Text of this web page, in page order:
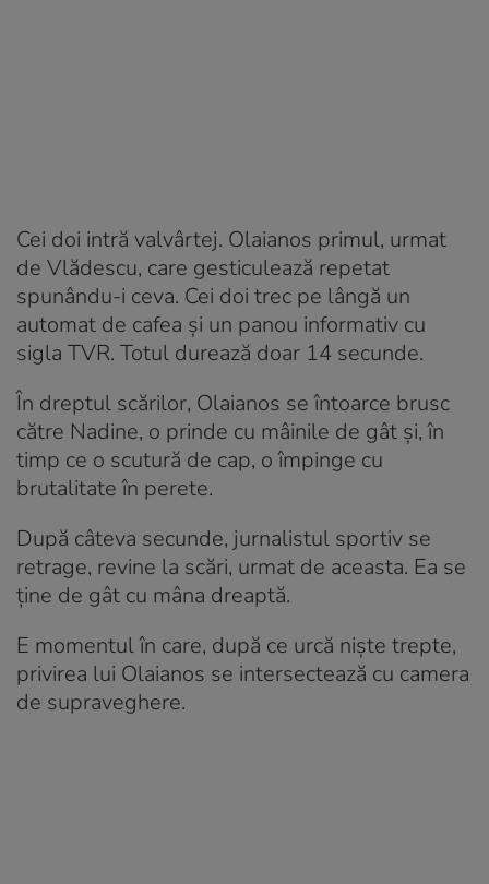
Cei doi intră valvârtej. Olaianos primul, urmat
de Vlădescu, care gesticulează repetat
spunându-i ceva. Cei doi trec pe lângă un
automat de cafea și un panou informativ cu
sigla TVR. Totul durează doar 14 secunde.
În dreptul scărilor, Olaianos se întoarce brusc
către Nadine, o prinde cu mâinile de gât și, în
timp ce o scutură de cap, o împinge cu
brutalitate în perete.
După câteva secunde, jurnalistul sportiv se
retrage, revine la scări, urmat de aceasta. Ea se
ține de gât cu mâna dreaptă.
E momentul în care, după ce urcă niște trepte,
privirea lui Olaianos se intersectează cu camera
de supraveghere.